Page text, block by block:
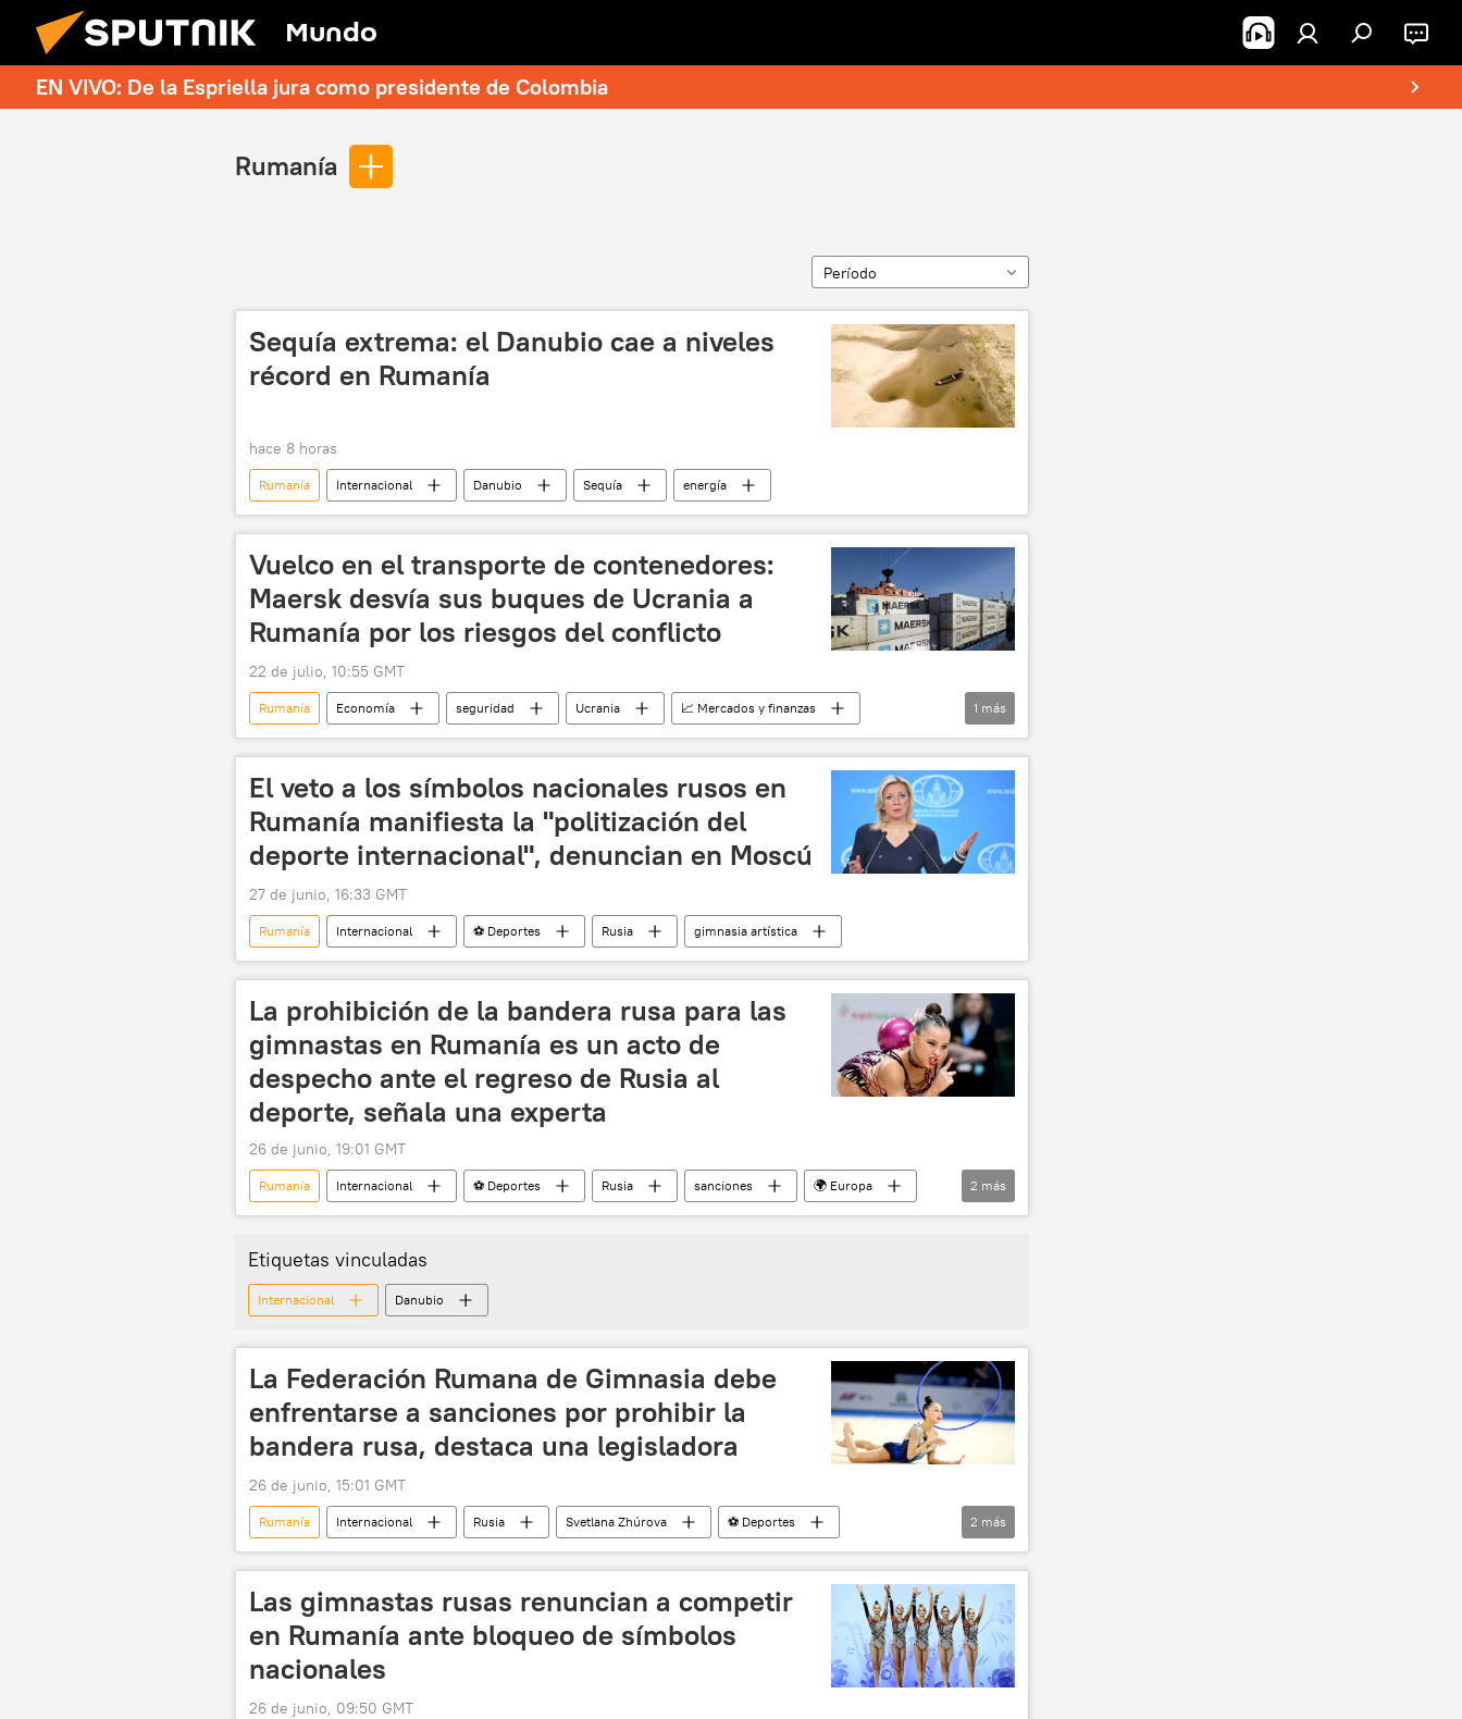
Mundo
EN VIVO: De la Espriella jura como presidente de Colombia
Rumanía
Período
Sequía extrema: el Danubio cae a niveles
récord en Rumanía
hace 8 horas
Rumanía Internacional Danubio Sequía energía
Vuelco en el transporte de contenedores:
Maersk desvía sus buques de Ucrania a
Rumanía por los riesgos del conflicto
22 de julio, 10:55 GMT
Rumanía Economía seguridad Ucrania
📈 Mercados y finanzas
📰 Suministro de armas a Ucrania
1 más
El veto a los símbolos nacionales rusos en
Rumanía manifiesta la "politización del
deporte internacional", denuncian en Moscú
27 de junio, 16:33 GMT
Rumanía Internacional ⚽ Deportes Rusia gimnasia artística
La prohibición de la bandera rusa para las
gimnastas en Rumanía es un acto de
despecho ante el regreso de Rusia al
deporte, señala una experta
26 de junio, 19:01 GMT
Rumanía Internacional ⚽ Deportes Rusia sanciones
🌍 Europa
Federación Internacional de Gimnasia (la FIG)
gimnasia artística
2 más
Etiquetas vinculadas
Internacional Danubio
La Federación Rumana de Gimnasia debe
enfrentarse a sanciones por prohibir la
bandera rusa, destaca una legisladora
26 de junio, 15:01 GMT
Rumanía Internacional Rusia Svetlana Zhúrova
⚽ Deportes
🌍 Europa
gimnasia artística competición
2 más
Las gimnastas rusas renuncian a competir
en Rumanía ante bloqueo de símbolos
nacionales
26 de junio, 09:50 GMT